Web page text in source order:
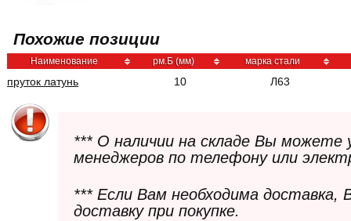
Похожие позиции
Наименование рм.Б (мм) марка стали
пруток латунь 10 Л63
*** О наличии на складе Вы можете
менеджеров по телефону или
*** Если Вам необходима
доставку при покупке.